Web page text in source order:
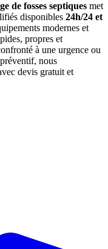
de fosses septiques met
disponibles 24h/24 et
modernes et
propres et
à une urgence ou
nous
devis gratuit et